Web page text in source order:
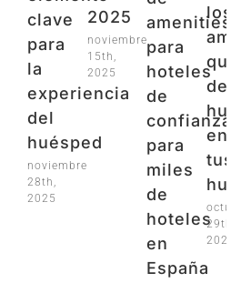
clave
para
la
experiencia
del
huésped
noviembre
28th,
2025
2025
noviembre
15th,
2025
amenities
para
hoteles
de
confianza
para
miles
de
hoteles
en
España
los
que
en
tus
29th,
2025